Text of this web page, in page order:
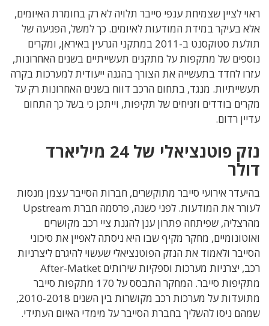
ראוי לציין שצמיחת ענפי סייבר תלויה לא רק בחומרת האיומים,
אלא בעיקר במידת המודעות לאיומים. כך למשל, הפגיעה של
תולעת סטוקסנט ב-2011 במתקני הגרעין באיראן, ומקרים
נוספים של מתקפות על מתקנים תעשייתיים בשנים האחרונות,
עזרו לחדד בתעשייה את הצורך בהגנה ייעודית למערכות בקרה
תעשייתיות. מנגד, בתחום הרכב דווח בשנים האחרונות רק על
מקרים בודדים וזניחים של תקיפות, וייתכן כי בשל כך התחום
עדיין רדום.
נזק פוטנציאלי של 24 מיליארד
דולר
בהיעדר אירועי סייבר מתוקשרים, חברות הסייבר עצמן מנסות
לעורר את המודעות. לפני כשנה, פרסמה חברת Upstream
מהרצליה, שפיתחה פתרון ענן להגנת ציי רכב מקושרים
ואוטונומיים, מחקר מקיף שבו היא ניסתה לאפיין את סיכוני
הסייבר ולאמוד את הנזק הפוטנציאלי שעשוי להיגרם ליצרניות
רכב, יצרניות מערכות וספקיות שירותים After-Matket
מתקיפות סייבר. המחקר התבסס על 170 מתקפות סייבר
מתועדות על מערכות רכב מקושרות בין השנים 2010-2018,
שמהם ניסו להשליך בחברת הסייבר על מימדי האיום העתידי.